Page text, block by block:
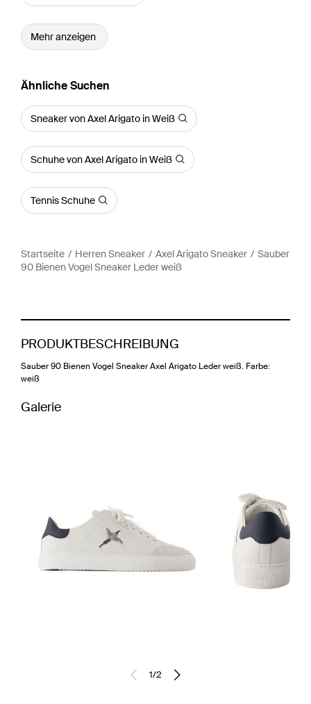
Mehr anzeigen
Ähnliche Suchen
Sneaker von Axel Arigato in Weiß
Schuhe von Axel Arigato in Weiß
Tennis Schuhe
Startseite Herren Sneaker Axel Arigato Sneaker
Sauber
90 Bienen Vogel Sneaker Leder weiß
PRODUKTBESCHREIBUNG
Sauber 90 Bienen Vogel Sneaker Axel Arigato Leder weiß. Farbe:
weiß
Galerie
1/2